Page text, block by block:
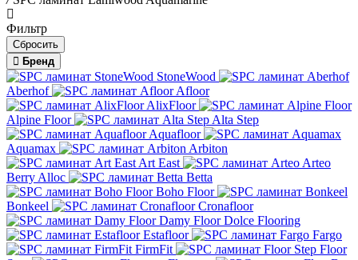
Фильтр
Бренд
StoneWood
Aberhof
Afloor
AlixFloor
Alpine Floor
Alta Step
Aquafloor
Aquamax
Arbiton
Art East
Arteo
Berry Alloc
Betta
Boho Floor
Bonkeel
Cronafloor
Damy Floor Dolce Flooring
Estafloor
Fargo
FirmFit
Floor